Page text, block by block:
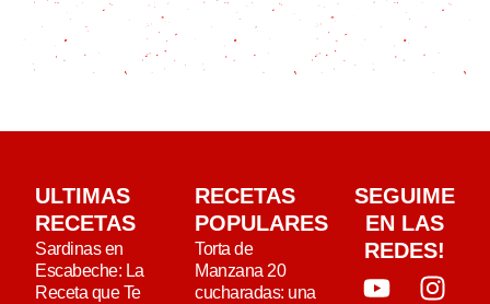
ULTIMAS
RECETAS
Sardinas en
Escabeche: La
Receta que Te
RECETAS
POPULARES
Torta de
Manzana 20
cucharadas: una
SEGUIME
EN LAS
REDES!